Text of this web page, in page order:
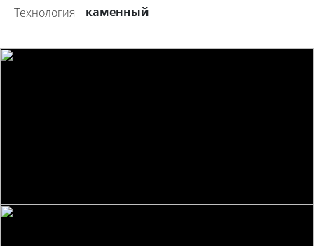
технология
каменный